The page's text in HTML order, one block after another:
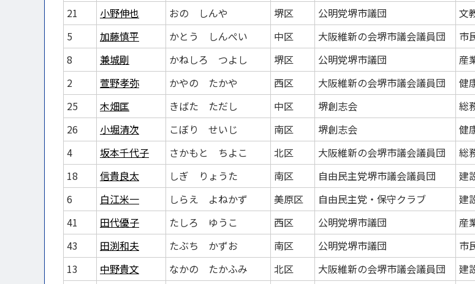
21
小野伸也 おの しんや 堺区 公明党堺市議団
文
5
加藤慎平 かとう しんぺい 中区 大阪維新の会堺市議会議員団
市
8
兼城剛 かねしろ つよし 堺区 公明党堺市議団
産
2
萱野孝弥 かやの たかや 西区 大阪維新の会堺市議会議員団
健
25
木畑匡 きばた ただし 中区 堺創志会
総
26
小堀清次 こぼり せいじ 南区 堺創志会
健
4
坂本千代子 さかもと ちよこ 北区 大阪維新の会堺市議会議員団
総
18
信貴良太 しぎ りょうた 南区 自由民主党堺市議会議員団
建
6
白江米一 しらえ よねかず 美原区 自由民主党・保守クラブ
建
41
田代優子 たしろ ゆうこ 西区 公明党堺市議団
産
43
田渕和夫 たぶち かずお 南区 公明党堺市議団
市
13
中野貴文 なかの たかふみ 北区 大阪維新の会堺市議会議員団
建